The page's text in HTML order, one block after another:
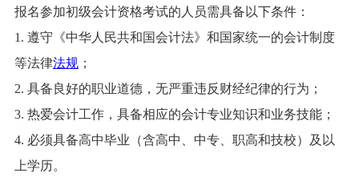
报名参加初级会计资格考试的人员需具备以下条件：
1. 遵守《中华人民共和国会计法》和国家统一的会计制度
等法律法规；
2. 具备良好的职业道德，无严重违反财经纪律的行为；
3. 热爱会计工作，具备相应的会计专业知识和业务技能；
4. 必须具备高中毕业（含高中、中专、职高和技校）及以
上学历。